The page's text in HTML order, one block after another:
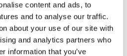
content and ads, to
and to analyse our traffic.
about your use of our site with
and analytics partners who
information that you’ve
Palermo Viale Regione